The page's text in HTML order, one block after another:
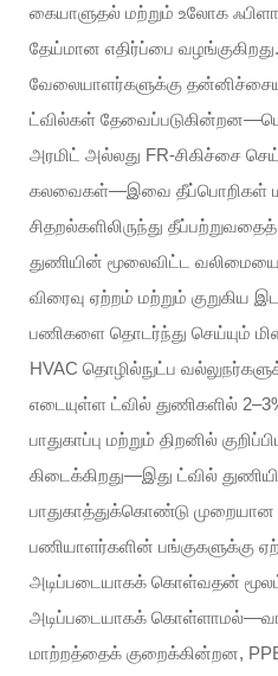
கையாளுதல் மற்றும் உலோக
தேய்மான எதிர்ப்பை
வேலையாளர்களுக்கு
ட்வில்கள்
அரமிட் அல்லது FR-சிகிச்சை
கலவைகள்—இவை தீப்பொறிகள்
சிதறல்களிலிருந்து
துணியின் மூலைவிட்ட
விரைவு ஏற்றம் மற்றும்
பணிகளை தொடர்ந்து செய்யும்
HVAC தொழில்நுட்ப
எடையுள்ள ட்வில் துணிகளில்
பாதுகாப்பு மற்றும் திறனில்
கிடைக்கிறது—இது ட்வில்
பாதுகாத்துக்கொண்டு முறையான
பணியாளர்களின் பங்குகளுக்கு
அடிப்படையாகக் கொள்வதன்
அடிப்படையாகக்
மாற்றத்தைக் குறைக்கின்றன,